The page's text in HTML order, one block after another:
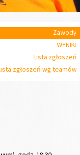
Zawody
WYNIKI
Lista zgłoszeń
zgłoszeń wg teamów